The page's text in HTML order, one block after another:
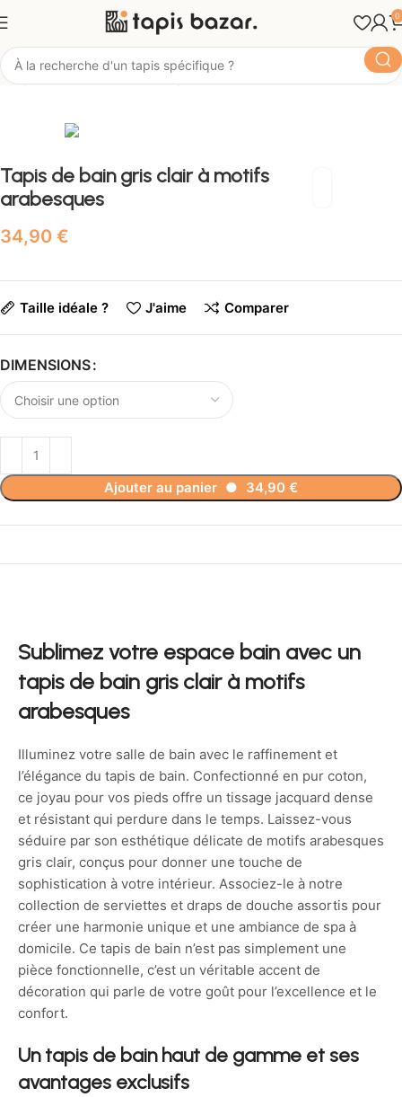
0
Tapis de Bain
Tapis de bain gris clair à motifs
arabesques
€
Taille idéale ? J'aime Comparer
DIMENSIONS
Ajouter au panier ● 34,90 €
Sublimez votre espace bain avec un
tapis de bain gris clair à motifs
arabesques
Illuminez votre salle de bain avec le raffinement et
l’élégance du tapis de bain. Confectionné en pur coton,
ce joyau pour vos pieds offre un tissage jacquard dense
et résistant qui perdure dans le temps. Laissez-vous
séduire par son esthétique délicate de motifs arabesques
gris clair, conçus pour donner une touche de
sophistication à votre intérieur. Associez-le à notre
collection de serviettes et draps de douche assortis pour
créer une harmonie unique et une ambiance de spa à
domicile. Ce tapis de bain n’est pas simplement une
pièce fonctionnelle, c’est un véritable accent de
décoration qui parle de votre goût pour l’excellence et le
confort.
Un tapis de bain haut de gamme et ses
avantages exclusifs